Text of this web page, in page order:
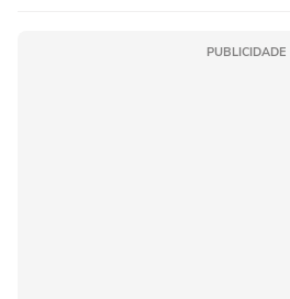
PUBLICIDADE